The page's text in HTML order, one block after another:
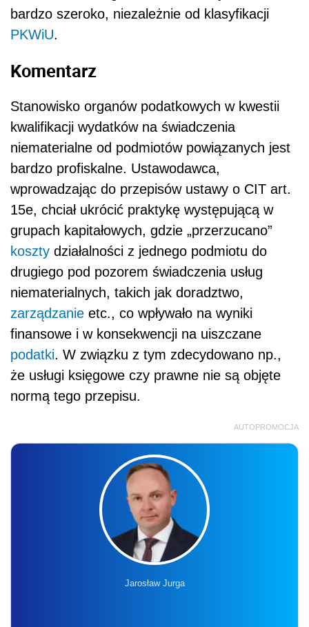
bardzo szeroko, niezależnie od klasyfikacji
PKWiU.
Komentarz
Stanowisko organów podatkowych w kwestii
kwalifikacji wydatków na świadczenia
niematerialne od podmiotów powiązanych jest
bardzo profiskalne. Ustawodawca,
wprowadzając do przepisów ustawy o CIT art.
15e, chciał ukrócić praktykę występującą w
grupach kapitałowych, gdzie „przerzucano”
koszty działalności z jednego podmiotu do
drugiego pod pozorem świadczenia usług
niematerialnych, takich jak doradztwo,
zarządzanie etc., co wpływało na wyniki
finansowe i w konsekwencji na uiszczane
podatki. W związku z tym zdecydowano np.,
że usługi księgowe czy prawne nie są objęte
normą tego przepisu.
AUTOPROMOCJA
Jarosław Jurga